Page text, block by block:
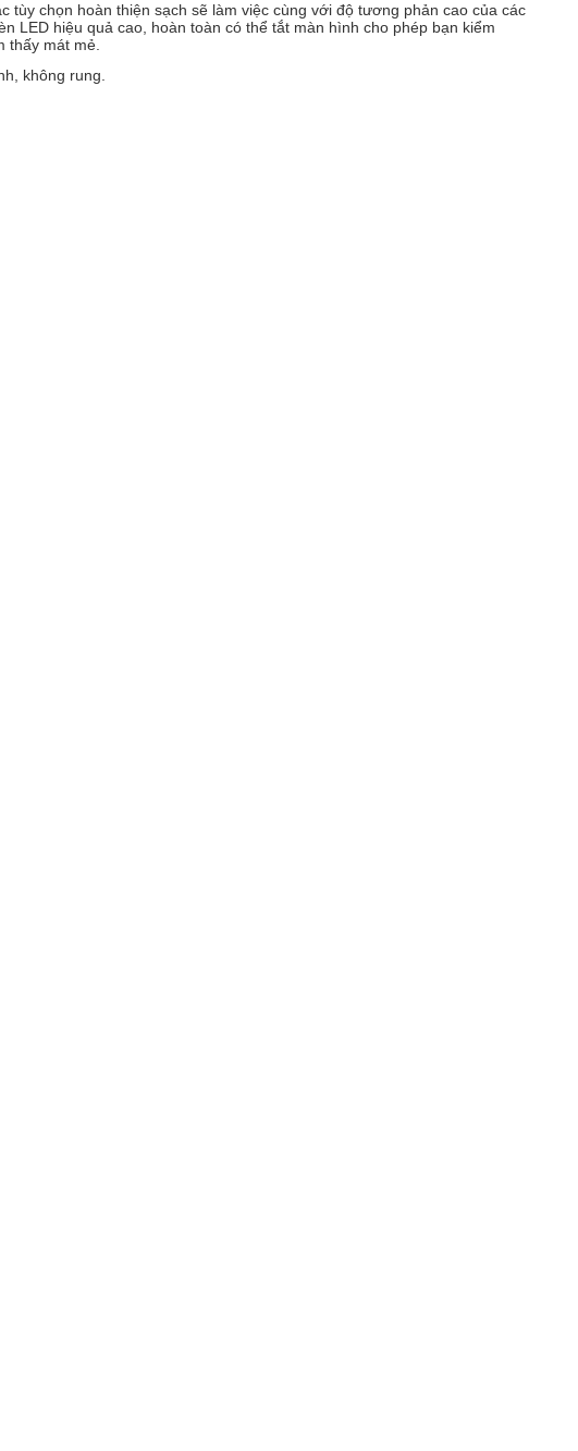
chọn hoàn thiện sạch sẽ làm việc cùng với độ tương phản cao của các
LED hiệu quả cao, hoàn toàn có thể tắt màn hình cho phép bạn kiểm
thấy mát mẻ.
không rung.